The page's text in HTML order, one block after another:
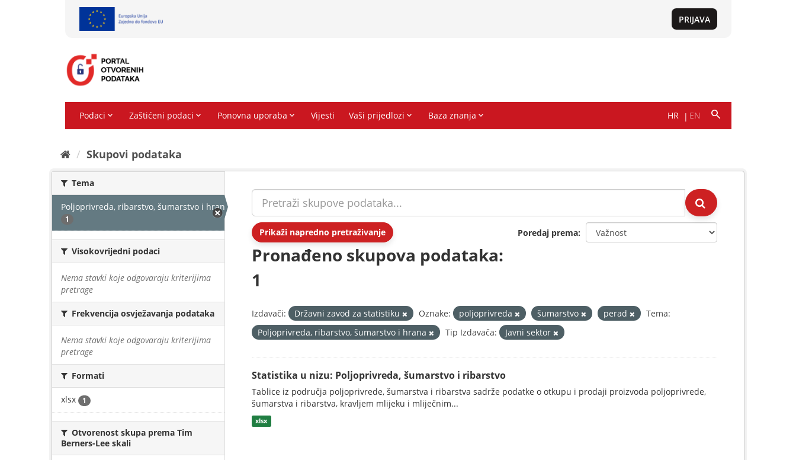
Skupovi podаtаkа
Tema
Poljoprivreda, ribarstvo, šumarstvo i hrana
1
Visokovrijedni podaci
Nema stavki koje odgovaraju kriterijima
pretrage
Frekvencija osvježavanja podataka
Nema stavki koje odgovaraju kriterijima
pretrage
Formati
xlsx 1
Otvorenost skupa prema Tim
Berners-Lee skali
Prikaži napredno pretraživanje Poredaj prema
Pronađeno skupova podataka:
1
Izdavači: Državni zavod za statistiku Oznake: poljoprivreda šumarstvo perad
Tema:
Poljoprivreda, ribarstvo, šumarstvo i hrana
Tip Izdavača: Javni sektor
Statistika u nizu: Poljoprivreda, šumarstvo i ribarstvo
Tablice iz područja poljoprivrede, šumarstva i ribarstva sadrže podatke o otkupu i prodaji proizvoda poljoprivrede,
šumarstva i ribarstva, kravljem mlijeku i mliječnim...
xlsx